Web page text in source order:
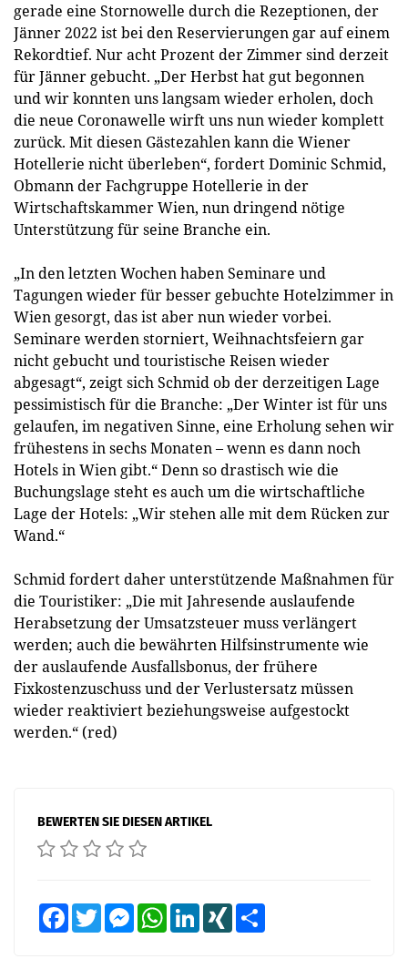
gerade eine Stornowelle durch die Rezeptionen, der
Jänner 2022 ist bei den Reservierungen gar auf einem
Rekordtief. Nur acht Prozent der Zimmer sind derzeit
für Jänner gebucht. „Der Herbst hat gut begonnen
und wir konnten uns langsam wieder erholen, doch
die neue Coronawelle wirft uns nun wieder komplett
zurück. Mit diesen Gästezahlen kann die Wiener
Hotellerie nicht überleben“, fordert Dominic Schmid,
Obmann der Fachgruppe Hotellerie in der
Wirtschaftskammer Wien, nun dringend nötige
Unterstützung für seine Branche ein.
„In den letzten Wochen haben Seminare und
Tagungen wieder für besser gebuchte Hotelzimmer in
Wien gesorgt, das ist aber nun wieder vorbei.
Seminare werden storniert, Weihnachtsfeiern gar
nicht gebucht und touristische Reisen wieder
abgesagt“, zeigt sich Schmid ob der derzeitigen Lage
pessimistisch für die Branche: „Der Winter ist für uns
gelaufen, im negativen Sinne, eine Erholung sehen wir
frühestens in sechs Monaten – wenn es dann noch
Hotels in Wien gibt.“ Denn so drastisch wie die
Buchungslage steht es auch um die wirtschaftliche
Lage der Hotels: „Wir stehen alle mit dem Rücken zur
Wand.“
Schmid fordert daher unterstützende Maßnahmen für
die Touristiker: „Die mit Jahresende auslaufende
Herabsetzung der Umsatzsteuer muss verlängert
werden; auch die bewährten Hilfsinstrumente wie
der auslaufende Ausfallsbonus, der frühere
Fixkostenzuschuss und der Verlustersatz müssen
wieder reaktiviert beziehungsweise aufgestockt
werden.“ (red)
BEWERTEN SIE DIESEN ARTIKEL
FacebookTwitter MessengerWhatsAppLinkedInXING